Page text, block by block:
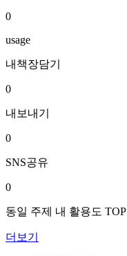
0
usage
내책장담기
0
내보내기
0
SNS공유
0
동일 주제 내 활용도 TOP
더보기